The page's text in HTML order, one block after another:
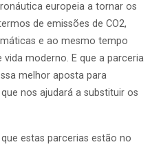
europeia a tornar os
de emissões de CO2,
e ao mesmo tempo
moderno. E que a parceria
melhor aposta para
nos ajudará a substituir os
estas parcerias estão no